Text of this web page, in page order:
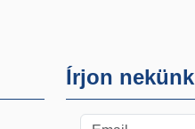
Írjon nekünk